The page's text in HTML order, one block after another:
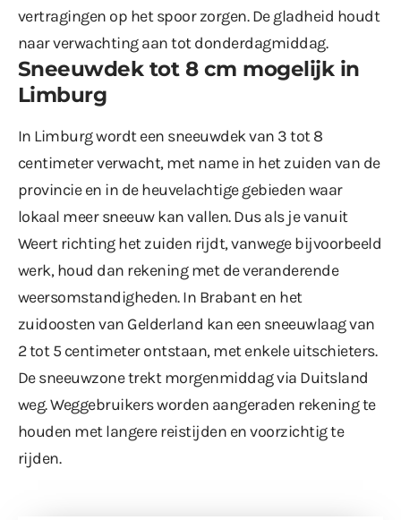
vertragingen op het spoor zorgen. De gladheid houdt
naar verwachting aan tot donderdagmiddag.
Sneeuwdek tot 8 cm mogelijk in
Limburg
In Limburg wordt een sneeuwdek van 3 tot 8
centimeter verwacht, met name in het zuiden van de
provincie en in de heuvelachtige gebieden waar
lokaal meer sneeuw kan vallen. Dus als je vanuit
Weert richting het zuiden rijdt, vanwege bijvoorbeeld
werk, houd dan rekening met de veranderende
weersomstandigheden. In Brabant en het
zuidoosten van Gelderland kan een sneeuwlaag van
2 tot 5 centimeter ontstaan, met enkele uitschieters.
De sneeuwzone trekt morgenmiddag via Duitsland
weg. Weggebruikers worden aangeraden rekening te
houden met langere reistijden en voorzichtig te
rijden.